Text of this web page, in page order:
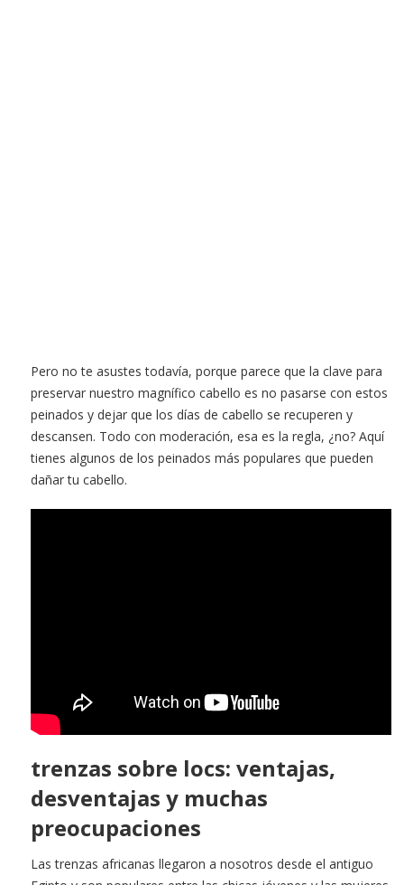
Pero no te asustes todavía, porque parece que la clave para
preservar nuestro magnífico cabello es no pasarse con estos
peinados y dejar que los días de cabello se recuperen y
descansen. Todo con moderación, esa es la regla, ¿no? Aquí
tienes algunos de los peinados más populares que pueden
dañar tu cabello.
trenzas sobre locs: ventajas,
desventajas y muchas
preocupaciones
Las trenzas africanas llegaron a nosotros desde el antiguo